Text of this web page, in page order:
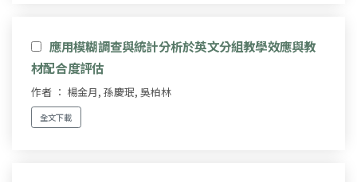
應用模糊調查與統計分析於英文分組教學效應與教
材配合度評估
作者 ： 楊金月, 孫慶珉, 吳柏林
全文下載